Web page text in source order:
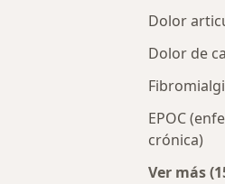
Dolor
Dolor de
EPOC
crónica)
Ver más